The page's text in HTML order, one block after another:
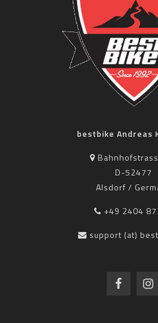
bestbike Andreas
D-52477
Alsdorf /
+49 2404
support (at)